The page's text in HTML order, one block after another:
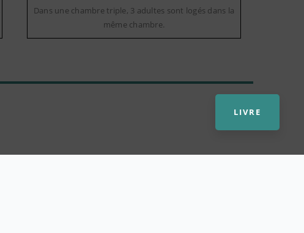
Dans une chambre triple, 3 adultes sont logés dans la
même chambre.
LIVRE